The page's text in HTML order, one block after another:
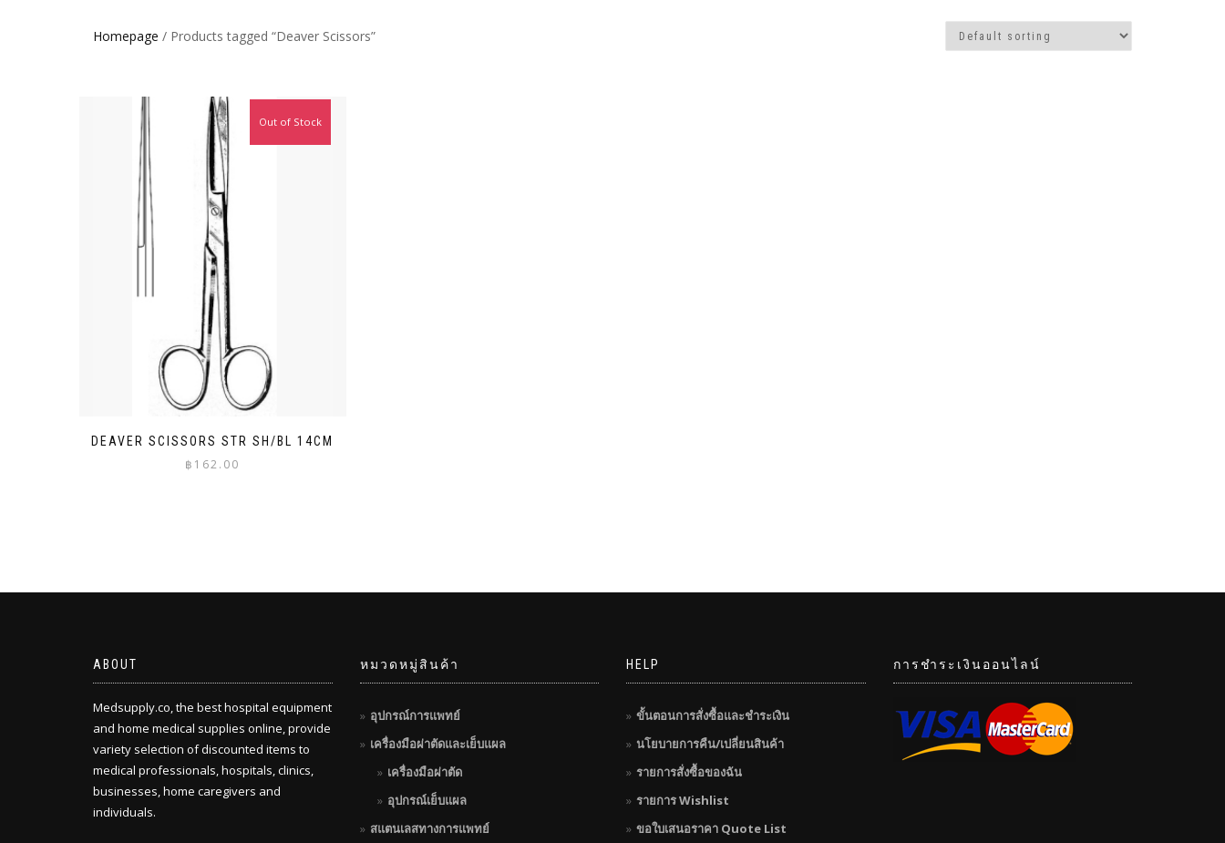
Homepage / Products tagged “Deaver Scissors”
DEAVER SCISSORS STR SH/BL 14CM
฿ 162.00
Out of Stock
ABOUT
Medsupply.co, the best hospital equipment
and home medical supplies online, provide
variety selection of discounted items to
medical professionals, hospitals, clinics,
businesses, home caregivers and
individuals.
หมวดหมู่สินค้า
อุปกรณ์การแพทย์
เครื่องมือผ่าตัดและเย็บแผล
เครื่องมือผ่าตัด
อุปกรณ์เย็บแผล
สแตนเลสทางการแพทย์
HELP
ขั้นตอนการสั่งซื้อและชำระเงิน
นโยบายการคืน/เปลี่ยนสินค้า
รายการสั่งซื้อของฉัน
รายการ Wishlist
ขอใบเสนอราคา Quote List
การชำระเงินออนไลน์